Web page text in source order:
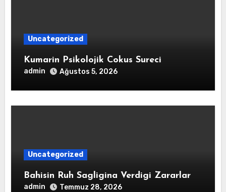
Uncategorized
Kumarin Psikolojik Cokus Sureci
admin Ağustos 5, 2026
Uncategorized
Bahisin Ruh Sagligina Verdigi Zararlar
admin Temmuz 28, 2026